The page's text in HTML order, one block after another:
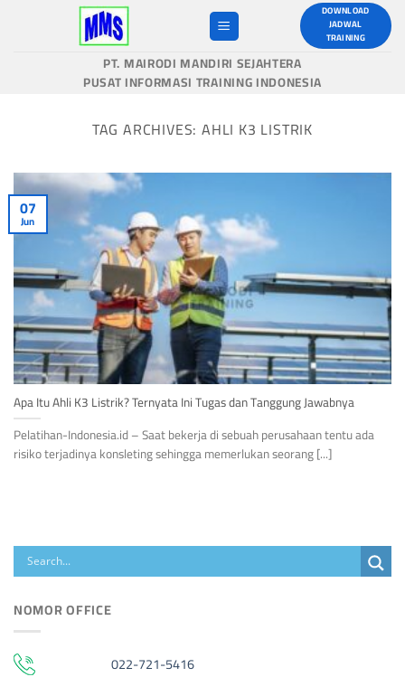
DOWNLOAD
JADWAL
TRAINING
PT. MAIRODI MANDIRI SEJAHTERA
PUSAT INFORMASI TRAINING INDONESIA
TAG ARCHIVES:AHLI K3 LISTRIK
Apa Itu Ahli K3 Listrik? Ternyata Ini Tugas dan Tanggung Jawabnya
Pelatihan-Indonesia.id – Saat bekerja di sebuah perusahaan tentu ada
risiko terjadinya konsleting sehingga memerlukan seorang [...]
07
Jun
NOMOR OFFICE
022-721-5416